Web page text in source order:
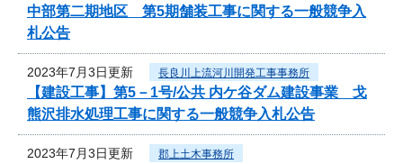
中部第二期地区 第5期舗装工事に関する一般競争入
札公告
2023年7月3日更新 長良川上流河川開発工事事務所
【建設工事】第5－1号/公共 内ケ谷ダム建設事業 戈
熊沢排水処理工事に関する一般競争入札公告
2023年7月3日更新 郡上土木事務所